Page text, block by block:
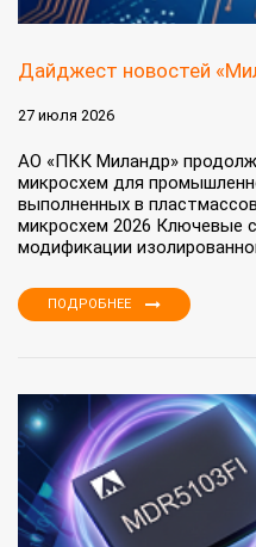
Дайджест новостей
27 июля 2026
АО «ПКК Миландр»
микросхем для
выполненных в
микросхем 2026 Ключевые
модификации
ПОДРОБНЕЕ